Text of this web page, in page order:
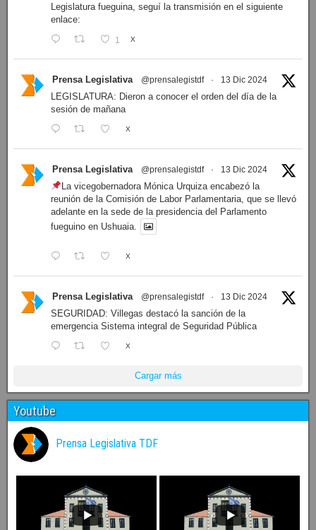
Legislatura fueguina, seguí la transmisión en el siguiente
enlace:
1 X
Prensa Legislativa @prensalegistdf · 13 Dic 2024
LEGISLATURA: Dieron a conocer el orden del día de la
sesión de mañana
X
Prensa Legislativa @prensalegistdf · 13 Dic 2024
La vicegobernadora Mónica Urquiza encabezó la
reunión de la Comisión de Labor Parlamentaria, que se llevó
adelante en la sede de la presidencia del Parlamento
fueguino en Ushuaia.
X
Prensa Legislativa @prensalegistdf · 13 Dic 2024
SEGURIDAD: Villegas destacó la sanción de la
emergencia Sistema integral de Seguridad Pública
X
Cargar más
Youtube
Prensa Legislativa TDF